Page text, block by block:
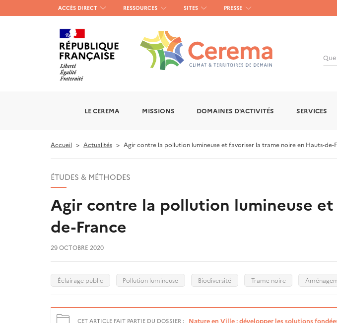
Menu
haut
gauche
ACCÈS DIRECT RESSOURCES SITES PRESSE
LE CEREMA MISSIONS DOMAINES D'ACTIVITÉS SERVICES
Accueil Actualités Agir contre la pollution lumineuse et favoriser la trame noire en Hauts-de-
ÉTUDES & MÉTHODES
Agir contre la pollution lumineuse
de-France
29 OCTOBRE 2020
Éclairage public Pollution lumineuse Biodiversité Trame noire
CET ARTICLE FAIT PARTIE DU DOSSIER : Nature en Ville : développer les solutions